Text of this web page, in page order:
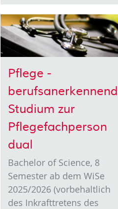
Pflege -
Studium zur
Pflegefachperson
dual
Bachelor of Science, 8
Semester ab dem WiSe
2025/2026 (vorbehaltlich
des Inkrafttretens des